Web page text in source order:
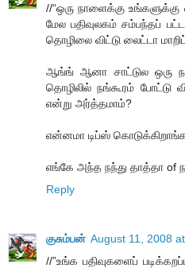
//“ஒரு நாளைக்கு
மேல பதிவுலகம் சம்பந்தப்
தொழிலை விட்டு லைட்டா
ஆங்ங் ஆனா சாட்டுல ஒரு
தொழிலில் நங்கூரம் போட்டு
என்று அர்த்தமாம்?
என்னமா டிப்ஸ்
எங்கே அந்த நந்து தாத்தா of
Reply
குசும்பன் August 11, 2008
//”உங்க பதிவுகளைப்